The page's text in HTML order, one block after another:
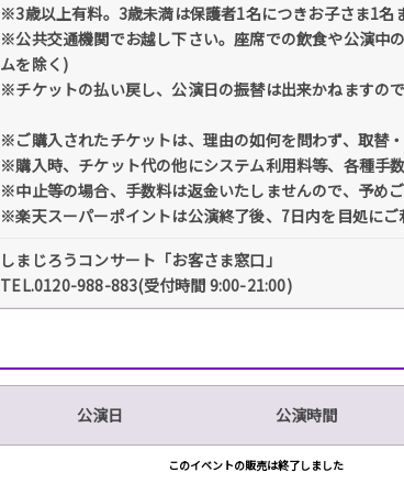
※3歳以上有料。3歳未満は保護者1名につきお子さま1名
※公共交通機関でお越し下さい。座席での飲食や公演中
ムを除く)
※チケットの払い戻し、公演日の振替は出来かねますの
※ご購入されたチケットは、理由の如何を問わず、取替
※購入時、チケット代の他にシステム利用料等、各種手数
※中止等の場合、手数料は返金いたしませんので、予めご
※楽天スーパーポイントは公演終了後、7日内を目処にご
しまじろうコンサート「お客さま窓口」
TEL.0120-988-883(受付時間 9:00-21:00)
公演日 公演時間
このイベントの販売は終了しました